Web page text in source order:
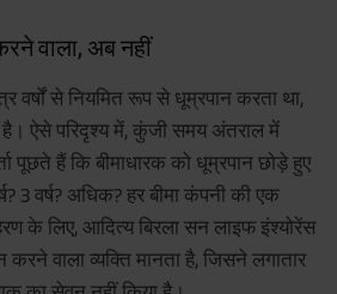
वाला, अब नहीं
वर्षों से नियमित रूप से धूम्रपान करता था,
ऐसे परिदृश्य में, कुंजी समय अंतराल में
पूछते हैं कि बीमाधारक को धूम्रपान छोड़े हुए
3 वर्ष? अधिक? हर बीमा कंपनी की एक
के लिए, आदित्य बिरला सन लाइफ इंश्योरेंस
वाला व्यक्ति मानता है, जिसने लगातार